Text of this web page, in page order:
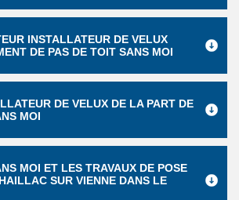
INSTALLATEUR DE VELUX
DE PAS DE TOIT SANS MOI
DE VELUX DE LA PART DE
MOI
MOI ET LES TRAVAUX DE POSE
SUR VIENNE DANS LE